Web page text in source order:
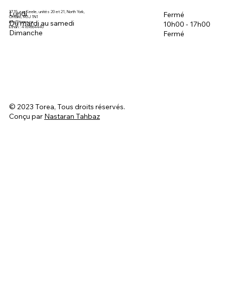
3715, rue Keele, unités 20 et 21, North York,
Ontario, M3J 1N1
info@torea.ca
Ethan : 4169864440
Lundi
Du mardi au samedi
Dimanche
Fermé
10h00 - 17h00
Fermé
© 2023 Torea, Tous droits réservés.
Conçu par Nastaran Tahbaz